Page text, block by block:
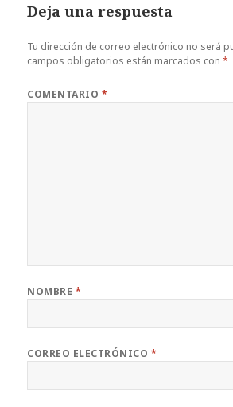
Deja una respuesta
Tu dirección de correo electrónico no será
campos obligatorios están marcados con*
COMENTARIO *
NOMBRE *
CORREO ELECTRÓNICO *